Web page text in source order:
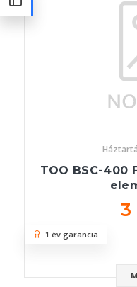
TOO BSC-
3
1 év garancia